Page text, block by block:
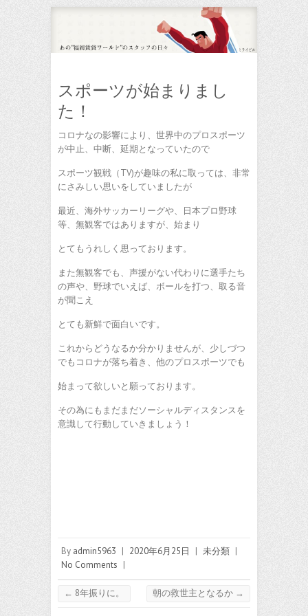
スポーツが始まりまし
た！
コロナなの影響により、世界中のプロスポーツ
が中止、中断、延期となっていたので
スポーツ観戦（TV)が趣味の私に取っては、非常
にさみしい思いをしていましたが
最近、海外サッカーリーグや、日本プロ野球
等、無観客ではありますが、始まり
とてもうれしく思っております。
また無観客でも、声援がない代わりに選手たち
の声や、野球でいえば、ボールを打つ、取る音
が聞こえ
とても新鮮で面白いです。
これからどうなるか分かりませんが、少しづつ
でもコロナが落ち着き、他のプロスポーツでも
始まって欲しいと願っております。
その為にもまだまだソーシャルディスタンスを
意識して行動していきましょう！
By admin5963 | 2020年6月25日 | 未分類 |
No Comments |
← 8年振りに。 朝の救世主となるか →